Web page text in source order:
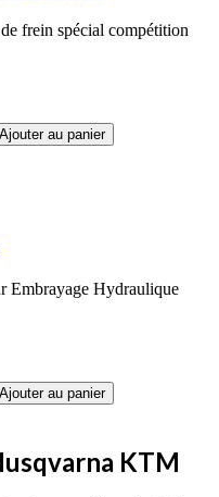
frein spécial compétition
Hydraulique
KTM